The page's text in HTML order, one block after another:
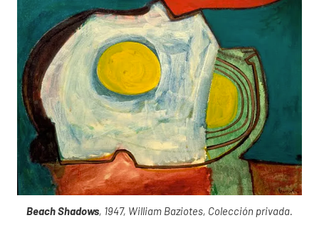
Beach Shadows, 1947, William Baziotes, Colección privada.